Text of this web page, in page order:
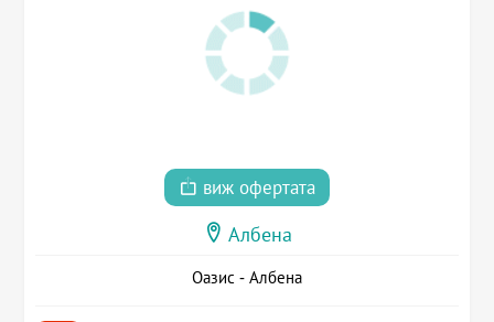
виж офертата
Албена
Оазис - Албена